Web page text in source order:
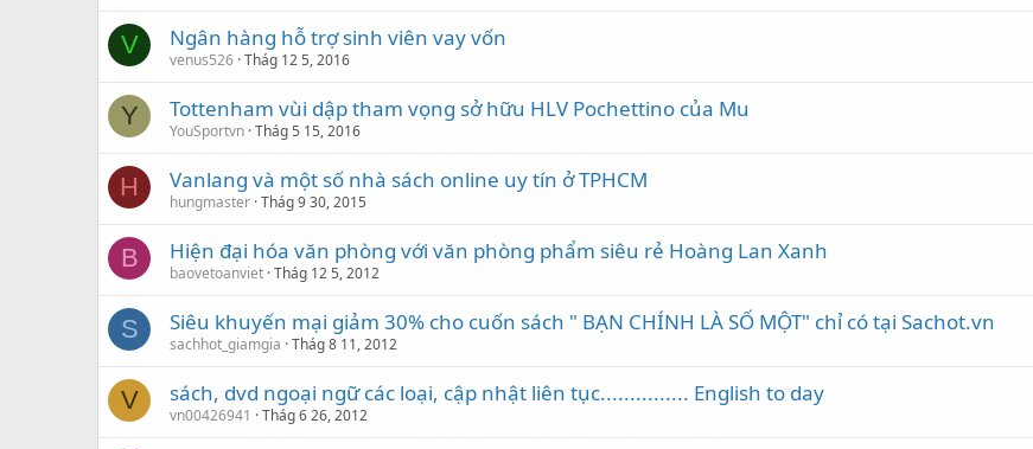
V Ngân hàng hỗ trợ sinh viên vay vốn
venus526 Thág 12 5, 2016
Y Tottenham vùi dập tham vọng sở hữu HLV Pochettino của Mu
YouSportvn Thág 5 15, 2016
H Vanlang và một số nhà sách online uy tín ở TPHCM
hungmaster Thág 9 30, 2015
B Hiện đại hóa văn phòng với văn phòng phẩm siêu rẻ Hoàng Lan Xanh
baovetoanviet Thág 12 5, 2012
S Siêu khuyến mại giảm 30% cho cuốn sách " BẠN CHÍNH LÀ SỐ MỘT" chỉ có tại Sachot.vn
sachhot_giamgia Thág 8 11, 2012
V sách, dvd ngoại ngữ các loại, cập nhật liên tục............... English to day
vn00426941 Thág 6 26, 2012